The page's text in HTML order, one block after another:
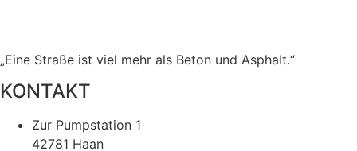
„Eine Straße ist viel mehr als Beton und Asphalt.“
KONTAKT
Zur Pumpstation 1
42781 Haan